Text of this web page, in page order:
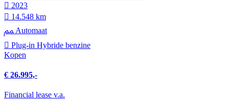
2023
14.548 km
Automaat
Plug-in Hybride benzine
Kopen
€ 26.995,-
Financial lease v.a.